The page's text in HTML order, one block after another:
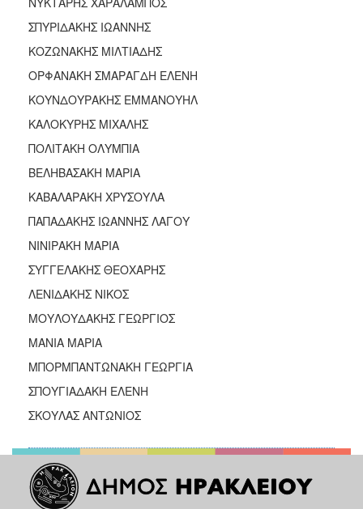
ΣΠΥΡΙΔΑΚΗΣ ΙΩΑΝΝΗΣ
ΚΟΖΩΝΑΚΗΣ ΜΙΛΤΙΑΔΗΣ
ΟΡΦΑΝΑΚΗ ΣΜΑΡΑΓΔΗ ΕΛΕΝΗ
ΚΟΥΝΔΟΥΡΑΚΗΣ ΕΜΜΑΝΟΥΗΛ
ΚΑΛΟΚΥΡΗΣ ΜΙΧΑΛΗΣ
ΠΟΛΙΤΑΚΗ ΟΛΥΜΠΙΑ
ΒΕΛΗΒΑΣΑΚΗ ΜΑΡΙΑ
ΚΑΒΑΛΑΡΑΚΗ ΧΡΥΣΟΥΛΑ
ΠΑΠΑΔΑΚΗΣ ΙΩΑΝΝΗΣ ΛΑΓΟΥ
ΝΙΝΙΡΑΚΗ ΜΑΡΙΑ
ΣΥΓΓΕΛΑΚΗΣ ΘΕΟΧΑΡΗΣ
ΛΕΝΙΔΑΚΗΣ ΝΙΚΟΣ
ΜΟΥΛΟΥΔΑΚΗΣ ΓΕΩΡΓΙΟΣ
ΜΑΝΙΑ ΜΑΡΙΑ
ΜΠΟΡΜΠΑΝΤΩΝΑΚΗ ΓΕΩΡΓΙΑ
ΣΠΟΥΓΙΑΔΑΚΗ ΕΛΕΝΗ
ΣΚΟΥΛΑΣ ΑΝΤΩΝΙΟΣ